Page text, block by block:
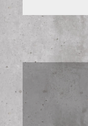
Alternative: